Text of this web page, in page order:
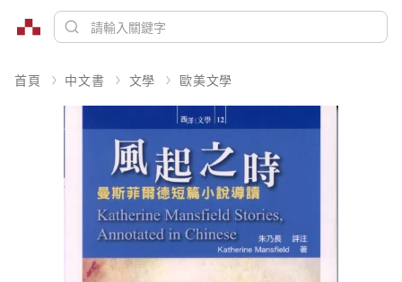
首頁 中文書 文學 歐美文學